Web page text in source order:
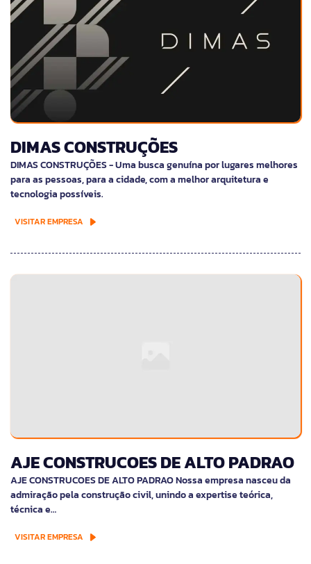
DIMAS CONSTRUÇÕES
DIMAS CONSTRUÇÕES - Uma busca genuína por lugares melhores
para as pessoas, para a cidade, com a melhor arquitetura e
tecnologia possíveis.
VISITAR EMPRESA
AJE CONSTRUCOES DE ALTO PADRAO
AJE CONSTRUCOES DE ALTO PADRAO Nossa empresa nasceu da
admiração pela construção civil, unindo a expertise teórica,
técnica e…
VISITAR EMPRESA